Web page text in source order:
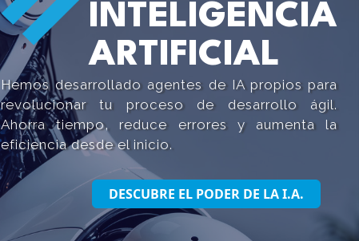
INTELIGENCIA
ARTIFICIAL
Hemos desarrollado agentes de IA propios para
revolucionar tu proceso de desarrollo ágil.
Ahorra tiempo, reduce errores y aumenta la
eficiencia desde el inicio.
DESCUBRE EL PODER DE LA I.A.